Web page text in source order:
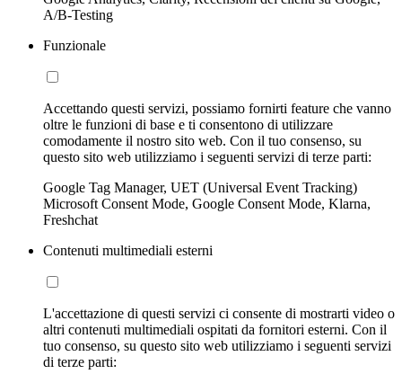
A/B-Testing
Funzionale
Accettando questi servizi, possiamo fornirti feature che vanno
oltre le funzioni di base e ti consentono di utilizzare
comodamente il nostro sito web. Con il tuo consenso, su
questo sito web utilizziamo i seguenti servizi di terze parti:
Google Tag Manager, UET (Universal Event Tracking)
Microsoft Consent Mode, Google Consent Mode, Klarna,
Freshchat
Contenuti multimediali esterni
L'accettazione di questi servizi ci consente di mostrarti video o
altri contenuti multimediali ospitati da fornitori esterni. Con il
tuo consenso, su questo sito web utilizziamo i seguenti servizi
di terze parti: